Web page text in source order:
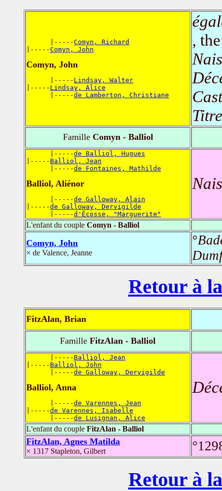
      |-----
Comyn, Richard
|-----Comyn, John
Comyn, John
      |-----
Lindsay, Walter
|----- Lindsay, Alice
      |-----
de Lamberton, Christiane
,
FamilleComyn - Balliol
      |-----
de Balliol, Hugues
|----- Balliol, Jean
      |-----
de Fontaines, Mathilde
Balliol, Aliénor
      |-----
de Galloway, Alain
|-----de Galloway, Dervigilde
      |-----
d'Écosse, "Marguerite"
L'enfant du couple Comyn - Balliol
Comyn, John
× de Valence, Jeanne
°
Retour à
FitzAlan, Brian
Famille FitzAlan - Balliol
      |-----
Balliol, Jean
|----- Balliol, John
      |-----
de Galloway, Dervigilde
Balliol, Anna
      |-----
de Varennes, Jean
|-----de Varennes, Isabelle
      |-----
de Lusignan, Alice
L'enfant du couple FitzAlan - Balliol
FitzAlan, Agnes Matilda
× 1317 Stapleton, Gilbert
Retour à